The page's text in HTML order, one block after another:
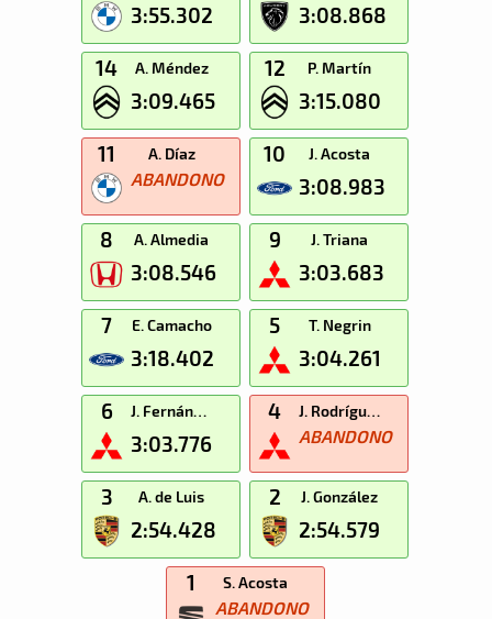
3:55.302 3:08.868
14 A. Méndez
3:09.465
12 P. Martín
3:15.080
11 A. Díaz
ABANDONO
10 J. Acosta
3:08.983
8 A. Almedia
3:08.546
9 J. Triana
3:03.683
7 E. Camacho
3:18.402
5 T. Negrin
3:04.261
6 J. Fernández
3:03.776
4 J. Rodríguez
ABANDONO
3 A. de Luis
2:54.428
2 J. González
2:54.579
1 S. Acosta
ABANDONO